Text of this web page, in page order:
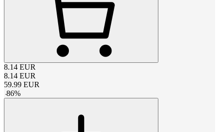
8.14 EUR
8.14 EUR
59.99 EUR
-86%